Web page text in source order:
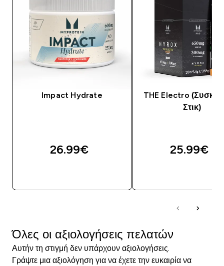
Impact Hydrate
26.99€‎
THE Electro
Στικ)
25.99€‎
Όλες οι αξιολογήσεις πελατών
Αυτήν τη στιγμή δεν υπάρχουν αξιολογήσεις.
Γράψτε μια αξιολόγηση για να έχετε την ευκαιρία να